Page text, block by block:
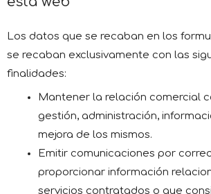
Los datos que se recaban en los
se recaban exclusivamente con las
finalidades:
Mantener la relación comercial
gestión, administración,
mejora de los mismos.
Emitir comunicaciones por
proporcionar información
servicios contratados o que